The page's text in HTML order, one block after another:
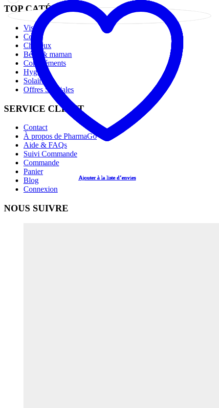
Ajouter à la liste d’envies
Ajouter à la liste d’envies
Ajouter à la liste d’envies
Ajouter à la liste d’envies
Ajouter à la liste d’envies
TOP CATÉGORIES
Visage
Corps
Cheveux
Bébé & maman
Compléments
Hygiène
Solaire
Offres Spéciales
SERVICE CLIENT
Contact
À propos de PharmaGo
Aide & FAQs
Suivi Commande
Commande
Panier
Blog
Connexion
NOUS SUIVRE